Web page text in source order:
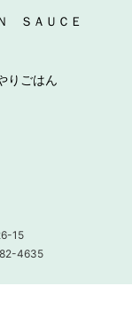
ＳＡＵＣＥ
りごはん
15
4635